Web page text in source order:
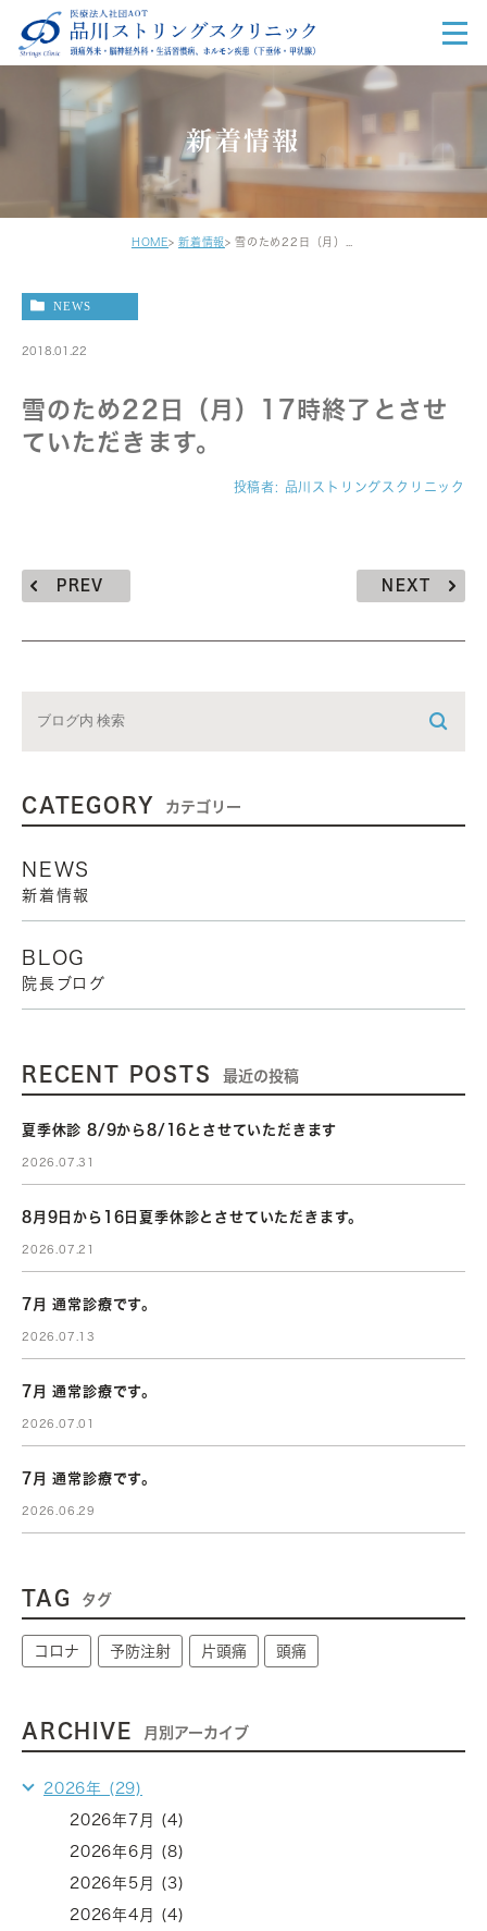
新着情報
HOME 新着情報
NEWS
2018.01.22
雪のため22日（月）17時終了とさせ
ていただきます。
投稿者: 品川ストリングスクリニック
PREV NEXT
CATEGORY カテゴリー
NEWS
新着情報
BLOG
院長ブログ
RECENT POSTS 最近の投稿
夏季休診 8/9から8/16とさせていただきます
2026.07.31
8月9日から16日夏季休診とさせていただきます。
2026.07.21
7月 通常診療です。
2026.07.13
7月 通常診療です。
2026.07.01
7月 通常診療です。
2026.06.29
TAG タグ
コロナ 予防注射 片頭痛 頭痛
ARCHIVE 月別アーカイブ
2026年 (29)
2026年7月 (4)
2026年6月 (8)
2026年5月 (3)
2026年4月 (4)